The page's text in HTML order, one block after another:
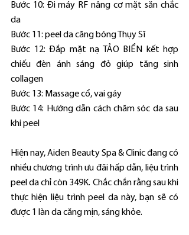
Bước 10: Đi máy RF nâng cơ mặt săn chắc
da
Bước 11: peel da căng bóng Thụy Sĩ
Bước 12: Đắp mặt nạ TẢO BIỂN kết hợp
chiếu đèn ánh sáng đỏ giúp tăng sinh
collagen
Bước 13: Massage cổ, vai gáy
Bước 14: Hướng dẫn cách chăm sóc da sau
khi peel
Hiện nay, Aiden Beauty Spa & Clinic đang có
nhiều chương trình ưu đãi hấp dẫn, liệu trình
peel da chỉ còn 349K. Chắc chắn rằng sau khi
thực hiện liệu trình peel da này, bạn sẽ có
được 1 làn da căng mịn, sáng khỏe.